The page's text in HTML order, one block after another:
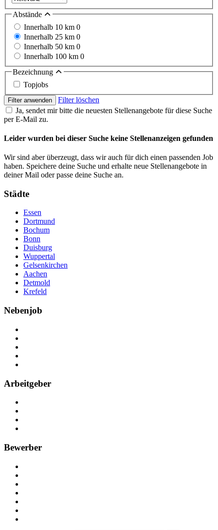
Abstände
Innerhalb 10 km 0
Innerhalb 25 km 0
Innerhalb 50 km 0
Innerhalb 100 km 0
Bezeichnung
Topjobs
Filter anwenden
Filter löschen
Ja, sendet mir bitte die neuesten Stellenangebote für diese Suche
per E-Mail zu.
Leider wurden bei dieser Suche keine Stellenanzeigen gefunden
Wir sind aber überzeugt, dass wir auch für dich einen passenden Job
haben. Speichere deine Suche und erhalte neue Stellenangebote in
deiner Mail oder passe deine Suche an.
Städte
Essen
Dortmund
Bochum
Bonn
Duisburg
Wuppertal
Gelsenkirchen
Aachen
Detmold
Krefeld
Nebenjob
Arbeitgeber
Bewerber